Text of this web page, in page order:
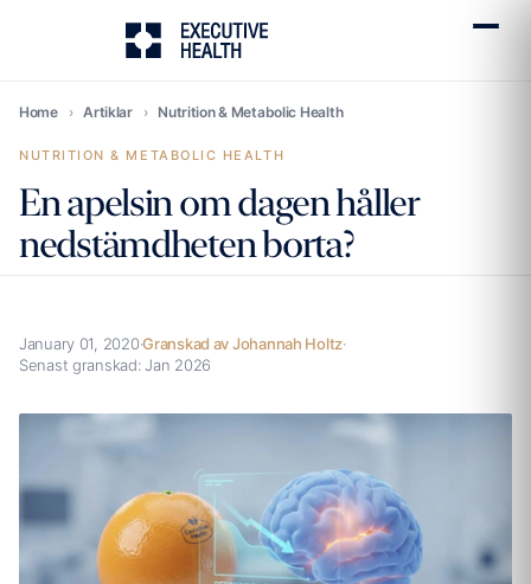
Home › Artiklar › Nutrition & Metabolic Health
NUTRITION & METABOLIC HEALTH
En apelsin om dagen håller
nedstämdheten borta?
January 01, 2020·Granskad av Johannah Holtz·
Senast granskad:Jan 2026